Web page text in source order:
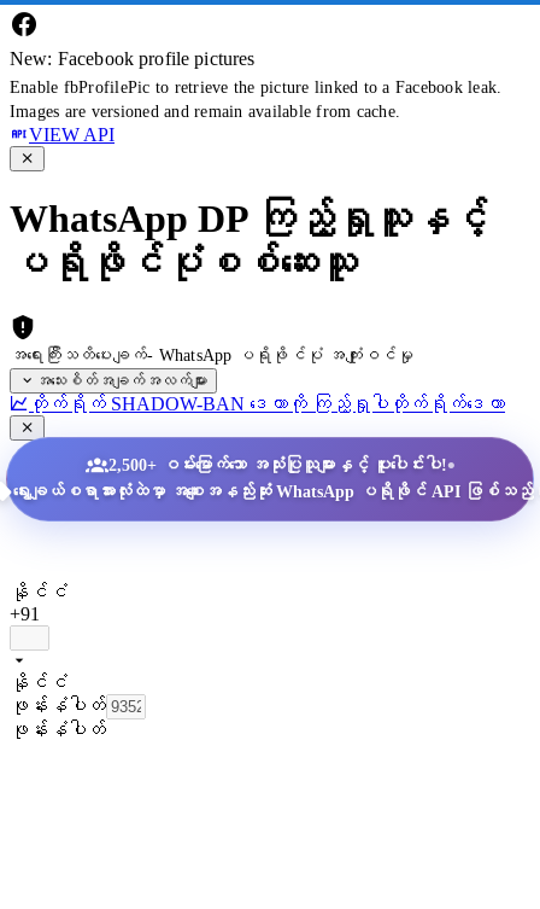
New: Facebook profile pictures
Enable fbProfilePic to retrieve the picture linked to a Facebook leak.
Images are versioned and remain available from cache.
VIEW API
WhatsApp DP ကြည့်ရှုသူနှင့်
ပရိုဖိုင်ပုံစစ်ဆေးသူ
အရေးကြီးသတိပေးချက်- WhatsApp ပရိုဖိုင်ပုံ အကျုံးဝင်မှု
အသေးစိတ်အချက်အလက်များ
တိုက်ရိုက် SHADOW-BAN ဒေတာကို ကြည့်ရှုပါ တိုက်ရိုက်ဒေတာ
2,500+ ဝမ်းမြောက်သော အသုံးပြုသူများနှင့် ပူးပေါင်းပါ!•
ရွေးချယ်စရာအားလုံးထဲမှာ အစျေးအနည်းဆုံး WhatsApp ပရိုဖိုင် API ဖြစ်သ
နိုင်ငံ
+91
နိုင်ငံ
ဖုန်းနံပါတ်
ဖုန်းနံပါတ်